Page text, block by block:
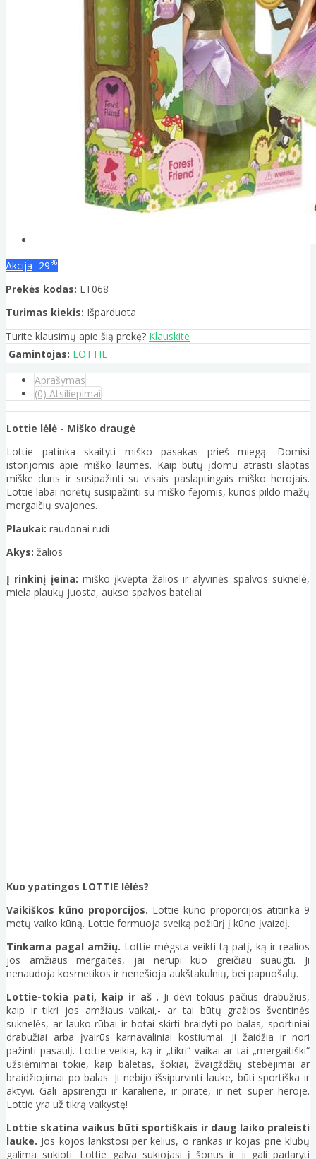
Akcija -29%
Prekės kodas: LT068
Turimas kiekis: Išparduota
Turite klausimų apie šią prekę? Klauskite
Gamintojas: LOTTIE
Aprašymas
(0) Atsiliepimai
Lottie lėlė - Miško draugė
Lottie patinka skaityti miško pasakas prieš miegą. Domisi
istorijomis apie miško laumes. Kaip būtų įdomu atrasti slaptas
miške duris ir susipažinti su visais paslaptingais miško herojais.
Lottie labai norėtų susipažinti su miško fėjomis, kurios pildo mažų
mergaičių svajones.
Plaukai: raudonai rudi
Akys: žalios
Į rinkinį įeina: miško įkvėpta žalios ir alyvinės spalvos suknelė,
miela plaukų juosta, aukso spalvos bateliai
Kuo ypatingos LOTTIE lėlės?
Vaikiškos kūno proporcijos. Lottie kūno proporcijos atitinka 9
metų vaiko kūną. Lottie formuoja sveiką požiūrį į kūno įvaizdį.
Tinkama pagal amžių. Lottie mėgsta veikti tą patį, ką ir realios
jos amžiaus mergaitės, jai nerūpi kuo greičiau suaugti. Ji
nenaudoja kosmetikos ir nenešioja aukštakulnių, bei papuošalų.
Lottie-tokia pati, kaip ir aš . Ji dėvi tokius pačius drabužius,
kaip ir tikri jos amžiaus vaikai,- ar tai būtų gražios šventinės
suknelės, ar lauko rūbai ir botai skirti braidyti po balas, sportiniai
drabužiai arba įvairūs karnavaliniai kostiumai. Ji žaidžia ir nori
pažinti pasaulį. Lottie veikia, ką ir „tikri“ vaikai ar tai „mergaitiški“
užsiėmimai tokie, kaip baletas, šokiai, žvaigždžių stebėjimai ar
braidžiojimai po balas. Ji nebijo išsipurvinti lauke, būti sportiška ir
aktyvi. Gali apsirengti ir karaliene, ir pirate, ir net super heroje.
Lottie yra už tikrą vaikystę!
Lottie skatina vaikus būti sportiškais ir daug laiko praleisti
lauke. Jos kojos lankstosi per kelius, o rankas ir kojas prie klubų
galima sukioti. Lottie galva sukiojasi į šonus ir ji gali padaryti